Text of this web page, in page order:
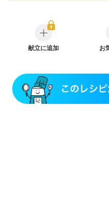
妊娠中(初期)
妊婦健診・体
妊婦健診・血圧が気になる（
妊婦健診・血糖値が気になる
フレイル（年齢に合わせた体作
ニキビ・肌荒れ
妊活中
献立に追加 お